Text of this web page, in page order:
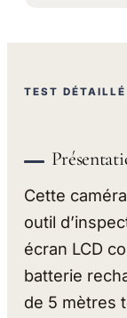
TEST DÉTAILLÉ
Cette
outil
écran LCD
batterie
de 5 mètres